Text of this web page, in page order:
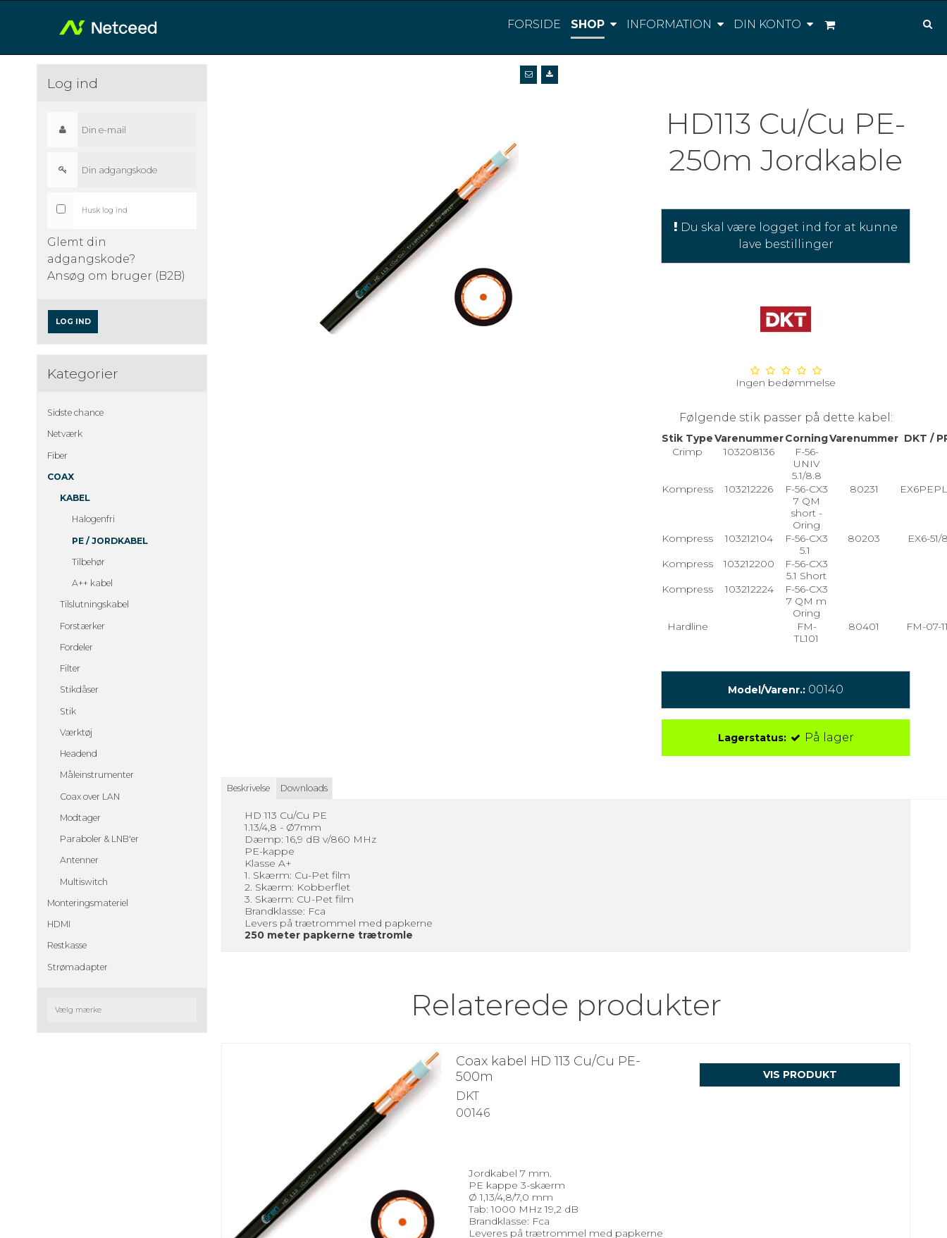
FORSIDE SHOP INFORMATION DIN KONTO
Log ind
Husk log ind
Glemt din
adgangskode?
Ansøg om bruger (B2B)
LOG IND
Kategorier
Sidste chance
Netværk
Fiber
COAX
KABEL
Halogenfri
PE / JORDKABEL
Tilbehør
A++ kabel
Tilslutningskabel
Forstærker
Fordeler
Filter
Stikdåser
Stik
Værktøj
Headend
Måleinstrumenter
Coax over LAN
Modtager
Paraboler & LNB'er
Antenner
Multiswitch
Monteringsmateriel
HDMI
Restkasse
Strømadapter
HD113 Cu/Cu PE-
250m Jordkable
Du skal være logget ind for at kunne
lave bestillinger
Ingen bedømmelse
Følgende stik passer på dette kabel:
Stik TypeVarenummerCorningVarenummer DKT /
Crimp
103208136
F-56-
UNIV
5.1/8.8
Kompress
103212226
F-56-CX3
7 QM
short -
Oring
80231
Kompress 103212104
F-56-CX3
5.1
80203
EX6-51/
Kompress
103212200
F-56-CX3
5.1 Short
Kompress
103212224
F-56-CX3
7 QM m
Oring
Hardline
FM-
TL101
80401 FM-07-
Model/Varenr.: 00140
Lagerstatus: På lager
Beskrivelse Downloads
HD 113 Cu/Cu PE
1.13/4,8 - Ø7mm
Dæmp: 16,9 dB v/860 MHz
PE-kappe
Klasse A+
1. Skærm: Cu-Pet film
2. Skærm: Kobberflet
3. Skærm: CU-Pet film
Brandklasse: Fca
Levers på trætrommel med papkerne
250 meter papkerne trætromle
Relaterede produkter
Coax kabel HD 113 Cu/Cu PE-
500m
DKT
00146
Jordkabel 7 mm.
PE kappe 3-skærm
Ø 1,13/4,8/7,0 mm
Tab: 1000 MHz 19,2 dB
Brandklasse: Fca
Leveres på trætrommel med papkerne
VIS PRODUKT